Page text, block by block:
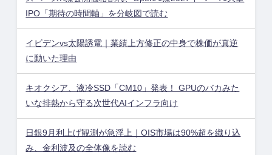
IPO「期待の時間軸」を分岐図で読む
イビデンvs太陽誘電｜業績上方修正の中身で株価が真逆
に動いた理由
キオクシア、液冷SSD「CM10」発表！ GPUのバカみた
いな排熱から守る次世代AIインフラ向け
日銀9月利上げ観測が急浮上｜OIS市場は90%超を織り込
み、金利波及の全体像を読む